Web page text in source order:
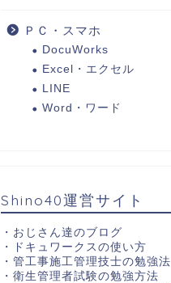
ＰＣ・スマホ
DocuWorks
Excel・エクセル
LINE
Word・ワード
Shino40運営サイト
・ おじさん達のブログ
・
ドキュワークスの使い方
・ 管工事施工管理技士の勉強法
・ 衛生管理者試験の勉強方法